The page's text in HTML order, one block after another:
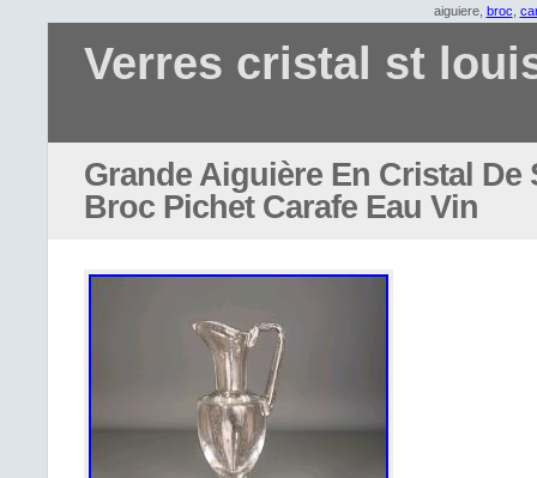
aiguiere, broc
Verres cristal st
Grande Aiguière En Cristal De
Broc Pichet Carafe Eau Vin